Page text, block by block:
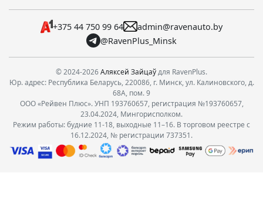
+375 44 750 99 64
admin@ravenauto.by
@RavenPlus_Minsk
© 2024-2026Аляксей Зайцаўдля RavenPlus.
Юр. адрес: Республика Беларусь, 220086, г. Минск, ул. Калиновского, д.
68А, пом. 9
ООО «Рейвен Плюс». УНП 193760657, регистрация №193760657,
23.04.2024, Мингорисполком.
Режим работы: будние 11-18, выходные 11–16. В торговом реестре с
16.12.2024, № регистрации 737351.